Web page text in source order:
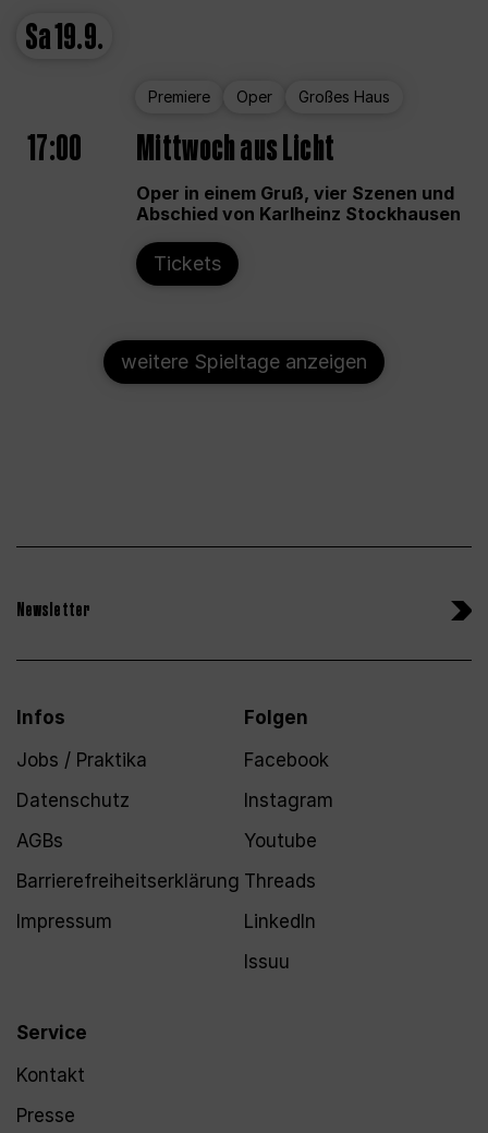
Sa19.9.
Premiere Oper Großes Haus
17:00 Mittwoch aus Licht
Oper in einem Gruß, vier Szenen und
Abschied von Karlheinz Stockhausen
Tickets
weitere Spieltage anzeigen
Newsletter
Infos
Jobs / Praktika
Datenschutz
AGBs
Barrierefreiheitserklärung
Impressum
Service
Kontakt
Presse
Folgen
Facebook
Instagram
Youtube
Threads
LinkedIn
Issuu